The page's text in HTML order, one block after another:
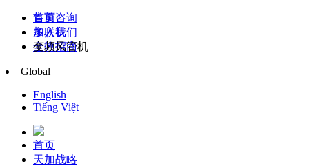
售前咨询
加入我们
全效招商
Global
English
Tiếng Việt
首页
天加战略
首页
多联机
变频风管机